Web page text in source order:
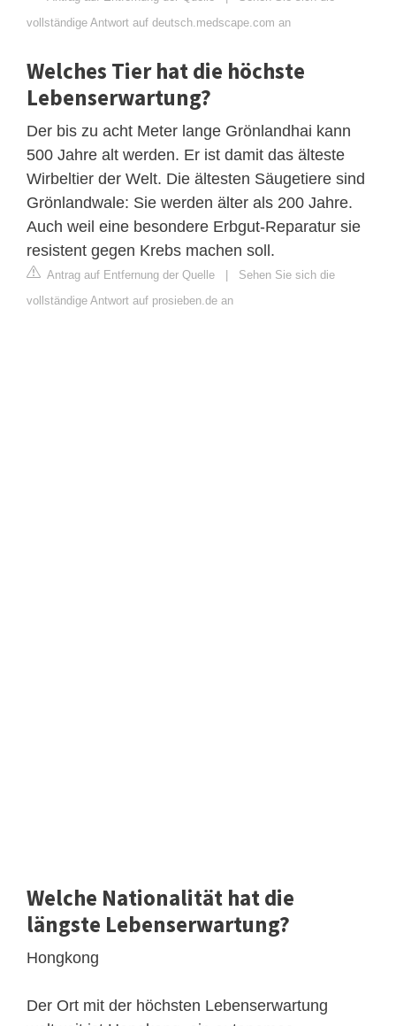
vollständige Antwort auf deutsch.medscape.com an
Welches Tier hat die höchste
Lebenserwartung?
Der bis zu acht Meter lange Grönlandhai kann
500 Jahre alt werden. Er ist damit das älteste
Wirbeltier der Welt. Die ältesten Säugetiere sind
Grönlandwale: Sie werden älter als 200 Jahre.
Auch weil eine besondere Erbgut-Reparatur sie
resistent gegen Krebs machen soll.
Antrag auf Entfernung der Quelle | Sehen Sie sich die
vollständige Antwort auf prosieben.de an
Welche Nationalität hat die
längste Lebenserwartung?
Hongkong
Der Ort mit der höchsten Lebenserwartung